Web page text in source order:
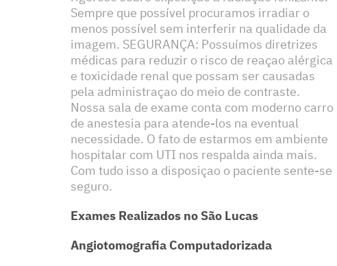
Sempre que possível procuramos irradiar o
menos possível sem interferir na qualidade da
imagem. SEGURANÇA: Possuímos diretrizes
médicas para reduzir o risco de reaçao alérgica
e toxicidade renal que possam ser causadas
pela administraçao do meio de contraste.
Nossa sala de exame conta com moderno carro
de anestesia para atende-los na eventual
necessidade. O fato de estarmos em ambiente
hospitalar com UTI nos respalda ainda mais.
Com tudo isso a disposiçao o paciente sente-se
seguro.
Exames Realizados no São Lucas
Angiotomografia Computadorizada